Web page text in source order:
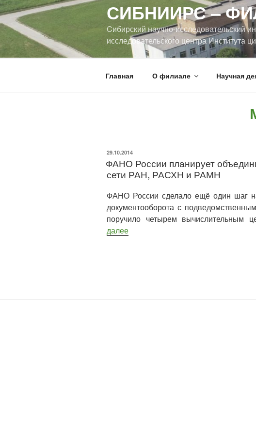
СИБНИИРС –
Cибирский научно-исследовательский
исследовательского центра Института
Главная О филиале Научная
29.10.2014
ФАНО России планирует
сети РАН, РАСХН и РАМН
ФАНО России сделало ещё один шаг
документооборота с
поручило четырем вычислительным
далее